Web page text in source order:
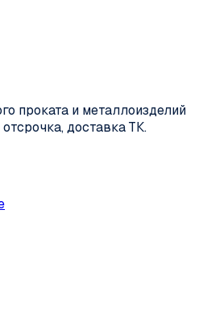
проката и металлоизделий
доставка ТК.